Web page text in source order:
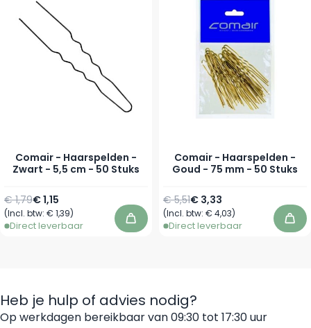
Comair - Haarspelden -
Zwart - 5,5 cm - 50 Stuks
Speciale prijs
€ 1,15
Normale prijs
€ 1,79
(Incl. btw: € 1,39)
Direct leverbaar In winkelwagen
Comair - Haarspelden -
Goud - 75 mm - 50 Stuks
Speciale prijs
€ 3,33
Normale prijs
€ 5,51
(Incl. btw: € 4,03)
Direct leverbaar In
Heb je hulp of advies nodig?
Op werkdagen bereikbaar van 09:30 tot 17:30 uur